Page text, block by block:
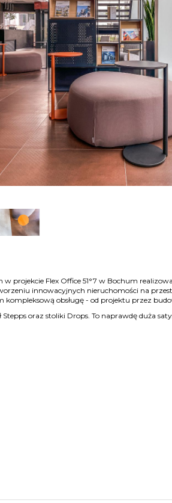
projekcie Flex Office 51°7 w Bochum
innowacyjnych nieruchomości na
obsługę - od projektu przez
oraz stoliki Drops. To naprawdę duża